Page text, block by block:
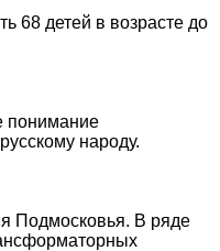
68 детей в возрасте до
понимание
народу.
Подмосковья. В ряде